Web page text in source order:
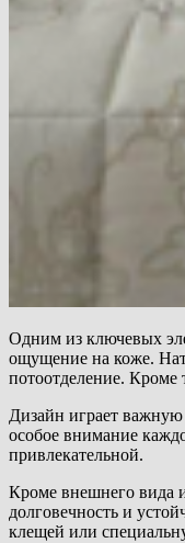
Одним из ключевых
ощущение на коже.
потоотделение. Кроме
Дизайн играет
особое внимание
привлекательной.
Кроме внешнего вида
долговечность и
клещей или